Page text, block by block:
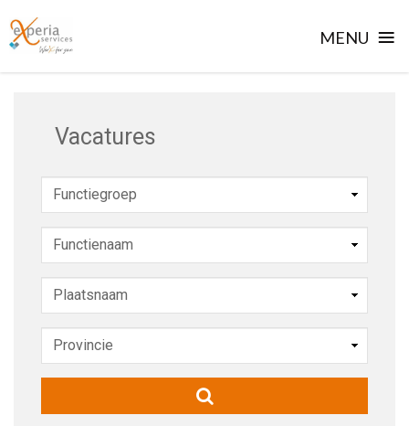
MENU ≡
Vacatures